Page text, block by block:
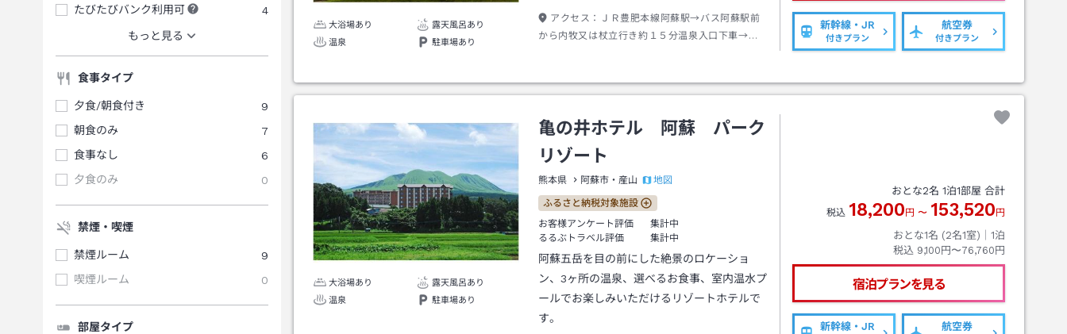
たびたびバンク利用可
4
もっと見る
食事タイプ
夕食/朝食付き
9
朝食のみ
7
食事なし
6
夕食のみ
0
禁煙・喫煙
禁煙ルーム
9
喫煙ルーム
0
部屋タイプ
大浴場あり
露天風呂あり
温泉
駐車場あり
アクセス：
ＪＲ豊肥本線阿蘇駅→バス阿蘇駅前
から内牧又は杖立行き約１５分温泉入口下車→徒
新幹線・JR
付きプラン
航空券
付きプラン
大浴場あり
露天風呂あり
温泉
駐車場あり
亀の井ホテル 阿蘇 パーク
リゾート
熊本県 阿蘇市・産山 地図
ふるさと納税対象施設
お客様アンケート評価
集計中
るるぶトラベル評価
集計中
阿蘇五岳を目の前にした絶景のロケーショ
ン、3ヶ所の温泉、選べるお食事、室内温水プ
ールでお楽しみいただけるリゾートホテルで
す。
おとな2名 1泊1部屋 合計
税込 18,200 円 〜 153,520 円
おとな1名 (2名1室)｜ 1泊
税込 9,100円〜76,760円
宿泊プランを見る
新幹線・JR 航空券